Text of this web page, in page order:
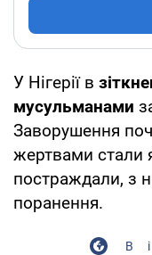
У Нігерії в
мусульманами
Заворушення
жертвами стали
постраждали, з
поранення.